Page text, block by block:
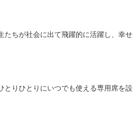
たちが社会に出て飛躍的に活躍し、幸せ
とりひとりにいつでも使える専用席を設